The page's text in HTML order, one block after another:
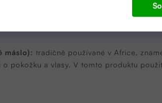
máslo): tradičně používané v Africe,
pokožku a vlasy. V tomto produktu